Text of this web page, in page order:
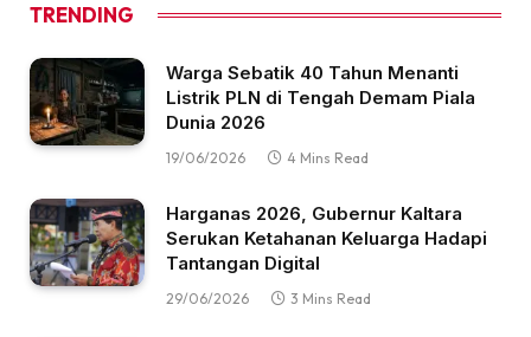
TRENDING
Warga Sebatik 40 Tahun Menanti
Listrik PLN di Tengah Demam Piala
Dunia 2026
19/06/2026 4 Mins Read
Harganas 2026, Gubernur Kaltara
Serukan Ketahanan Keluarga Hadapi
Tantangan Digital
29/06/2026 3 Mins Read